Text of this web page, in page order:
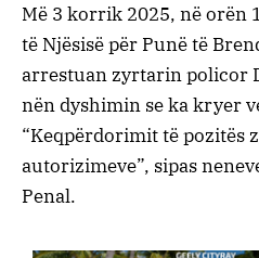
Më 3 korrik 2025, në orën
të Njësisë për Punë të
arrestuan zyrtarin policor
nën dyshimin se ka kryer
“Keqpërdorimit të pozitës
autorizimeve”, sipas
Penal.